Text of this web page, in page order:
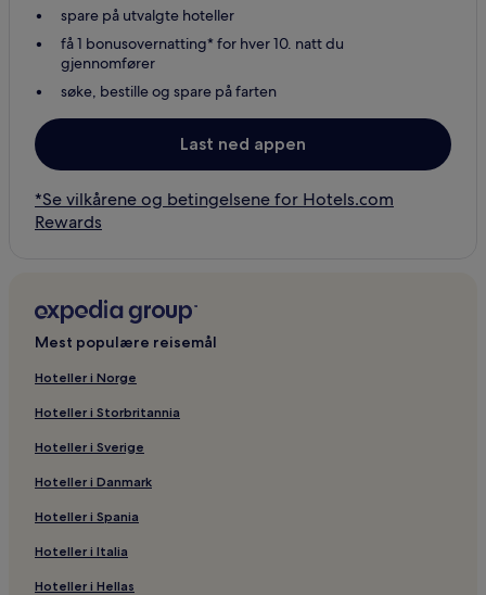
spare på utvalgte hoteller
få 1 bonusovernatting* for hver 10. natt du
gjennomfører
søke, bestille og spare på farten
Last ned appen
*Se vilkårene og betingelsene for Hotels.com
Rewards
Mest populære reisemål
Hoteller i Norge
Hoteller i Storbritannia
Hoteller i Sverige
Hoteller i Danmark
Hoteller i Spania
Hoteller i Italia
Hoteller i Hellas